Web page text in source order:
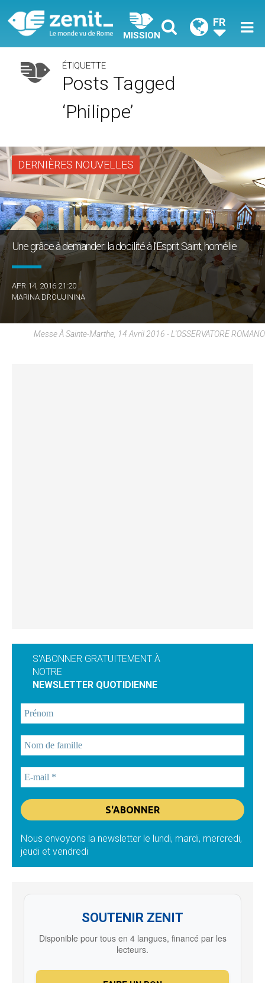
MISSION
FR
ÉTIQUETTE
Posts Tagged
‘Philippe’
DERNIÈRES NOUVELLES
Une grâce à demander: la docilité à l’Esprit Saint, homélie
APR 14, 2016 21:20
MARINA DROUJININA
Messe À Sainte-Marthe, 14 Avril 2016 - L'OSSERVATORE ROMANO
S'ABONNER GRATUITEMENT À
NOTRE
NEWSLETTER QUOTIDIENNE
Nous envoyons la newsletter le lundi, mardi, mercredi,
jeudi et vendredi
SOUTENIR ZENIT
Disponible pour tous en 4 langues, financé par les
lecteurs.